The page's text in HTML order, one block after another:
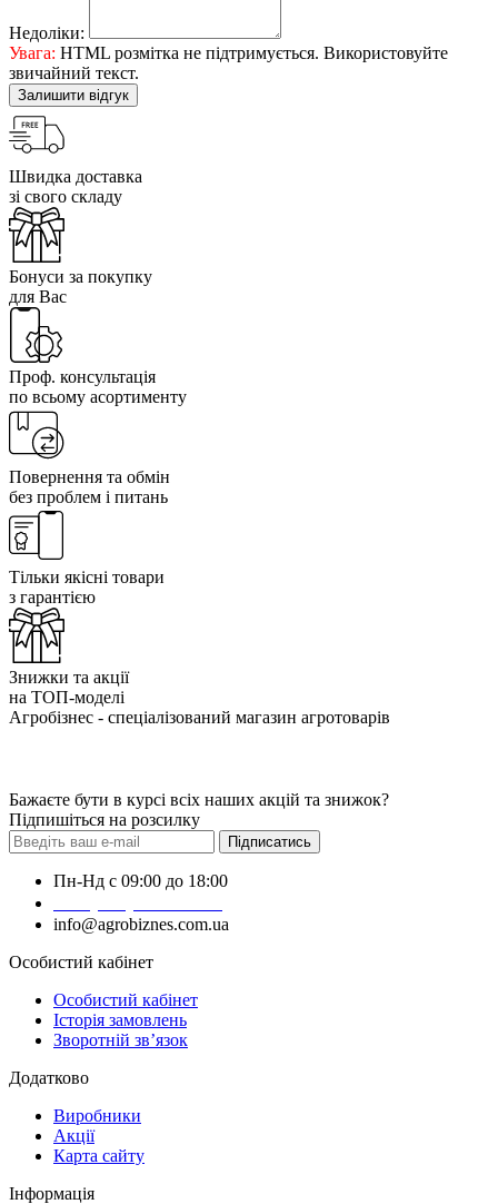
Недоліки:
Увага: HTML розмітка не підтримується. Використовуйте
звичайний текст.
Залишити відгук
Швидка доставка
зі свого складу
Бонуси за покупку
для Вас
Проф. консультація
по всьому асортименту
Повернення та обмін
без проблем і питань
Тільки якісні товари
з гарантією
Знижки та акції
на ТОП-моделі
Агробізнес - спеціалізований магазин агротоварів
Бажаєте бути в курсі всіх наших акцій та знижок?
Підпишіться на розсилку
Підписатись
Пн-Нд с 09:00 до 18:00
info@agrobiznes.com.ua
Особистий кабінет
Особистий кабінет
Історія замовлень
Зворотній зв’язок
Додатково
Виробники
Акції
Карта сайту
Інформація